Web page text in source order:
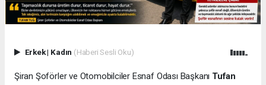
Erkek| Kadın (Haberi Sesli Oku)
Şiran Şoförler ve Otomobilciler Esnaf Odası Başkanı Tufan